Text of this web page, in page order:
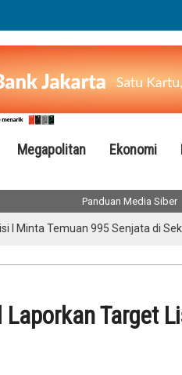
Megapolitan Ekonomi
Panduan Media Siber
Temuan 995 Senjata di Sekolah
Target